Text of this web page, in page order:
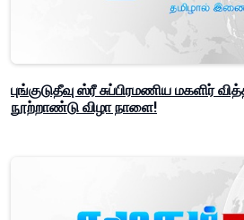
புங்குடுதீவு ஸ்ரீ சுப்பிரமணிய மகளிர்
நூற்றாண்டு விழா நாளை!